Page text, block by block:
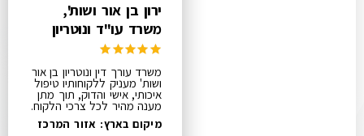
ירון בן אור ושות',
משרד עו"ד ונוטריון
משרד עורך דין ונוטריון בן אור
ושות' מעניק ללקוחותיו טיפול
איכותי, אישי והדוק, תוך מתן
מענה מהיר לכל צרכי הלקוח.
מיקום בארץ: אזור המרכז